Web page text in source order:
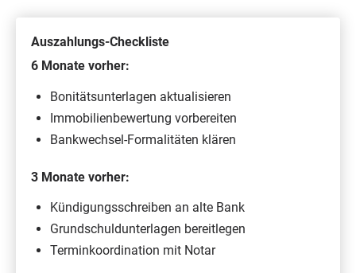
Auszahlungs-Checkliste
6 Monate vorher:
Bonitätsunterlagen aktualisieren
Immobilienbewertung vorbereiten
Bankwechsel-Formalitäten klären
3 Monate vorher:
Kündigungsschreiben an alte Bank
Grundschuldunterlagen bereitlegen
Terminkoordination mit Notar